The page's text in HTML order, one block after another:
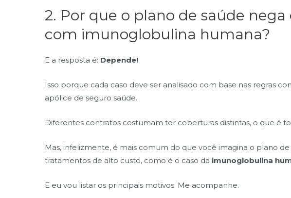
2. Por que o plano de saúde
com imunoglobulina humana?
E a resposta é: Depende!
Isso porque cada caso deve ser analisado com base nas regras
apólice de seguro saúde.
Diferentes contratos costumam ter coberturas distintas, o que é
Mas, infelizmente, é mais comum do que você imagina o plano
tratamentos de alto custo, como é o caso da imunoglobulina
E eu vou listar os principais motivos. Me acompanhe.